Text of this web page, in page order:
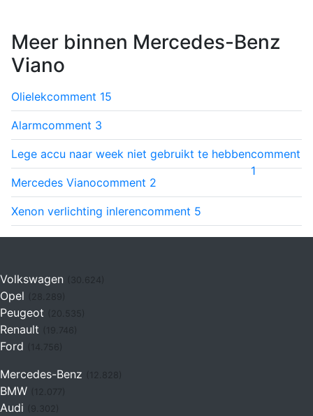
Meer binnen Mercedes-Benz
Viano
Olielekcomment 15
Alarmcomment 3
Lege accu naar week niet gebruikt te hebbencomment
1
Mercedes Vianocomment 2
Xenon verlichting inlerencomment 5
Volkswagen (30.624)
Opel
Peugeot
Renault (19.746)
Ford (14.756)
Mercedes-Benz
BMW
Audi